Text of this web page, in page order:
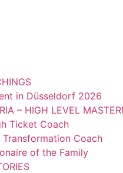
in Düsseldorf 2026
– HIGH LEVEL
Ticket Coach
Coach
of the Family